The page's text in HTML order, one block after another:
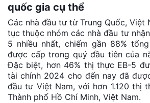
quốc gia cụ thể
Các nhà đầu tư từ Trung Quốc, Việt
tục thuộc nhóm các nhà đầu tư
5 nhiều nhất, chiếm gần 88%
được cấp trong quý đầu tiên của
Đặc biệt, hơn 46% thị thực EB-5
tài chính 2024 cho đến nay đã
đầu tư Việt Nam, với hơn 1.120 thị
Thành phố Hồ Chí Minh, Việt Nam.